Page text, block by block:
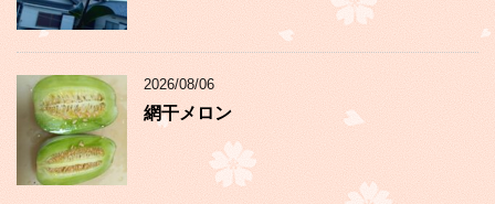
2026/08/06
網干メロン